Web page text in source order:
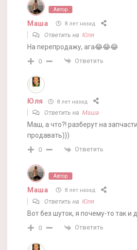
Автор
Маша 8 лет назад
Ответить на Юля
На перепродажу, ага😂😂😂
0 Ответить
Юля 8 лет назад
Ответить на Маша
Маш, а что?! разберут на
продавать)))
0 Ответить
Автор
Маша 8 лет назад
Ответить на Юля
Вот без шуток, я почему-то так и
0 Ответить